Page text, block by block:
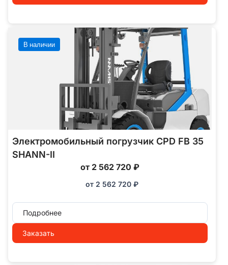
В наличии
Электромобильный погрузчик CPD FB 35
SHANN-II
от 2 562 720 ₽
от 2 562 720 ₽
Подробнее
Заказать